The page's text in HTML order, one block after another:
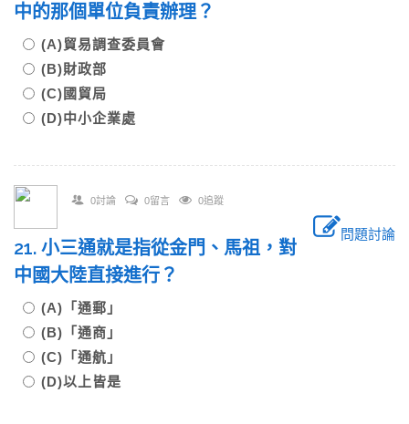
中的那個單位負責辦理？
(A)貿易調查委員會
(B)財政部
(C)國貿局
(D)中小企業處
0討論 0留言 0追蹤
問題討論
21. 小三通就是指從金門、馬祖，對
中國大陸直接進行？
(A)「通郵」
(B)「通商」
(C)「通航」
(D)以上皆是